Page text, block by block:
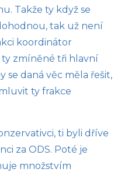
Takže ty když se
tak už není
koordinátor
ty zmíněné tři hlavní
se daná věc měla řešit,
ty frakce
ti byli dříve
za ODS. Poté je
množstvím